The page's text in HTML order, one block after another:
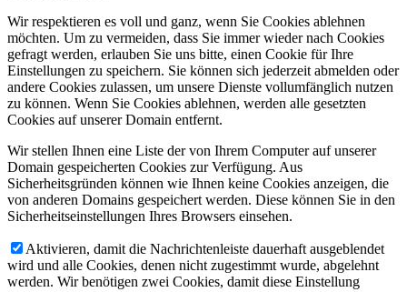
Wir respektieren es voll und ganz, wenn Sie Cookies ablehnen
möchten. Um zu vermeiden, dass Sie immer wieder nach Cookies
gefragt werden, erlauben Sie uns bitte, einen Cookie für Ihre
Einstellungen zu speichern. Sie können sich jederzeit abmelden oder
andere Cookies zulassen, um unsere Dienste vollumfänglich nutzen
zu können. Wenn Sie Cookies ablehnen, werden alle gesetzten
Cookies auf unserer Domain entfernt.
Wir stellen Ihnen eine Liste der von Ihrem Computer auf unserer
Domain gespeicherten Cookies zur Verfügung. Aus
Sicherheitsgründen können wie Ihnen keine Cookies anzeigen, die
von anderen Domains gespeichert werden. Diese können Sie in den
Sicherheitseinstellungen Ihres Browsers einsehen.
Aktivieren, damit die Nachrichtenleiste dauerhaft ausgeblendet
wird und alle Cookies, denen nicht zugestimmt wurde, abgelehnt
werden. Wir benötigen zwei Cookies, damit diese Einstellung